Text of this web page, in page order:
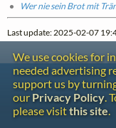
Wer nie sein Brot mit
Last update: 2025-02-07
We use cookies for
needed advertising
support us by
our Privacy Policy.
please visitthis site.